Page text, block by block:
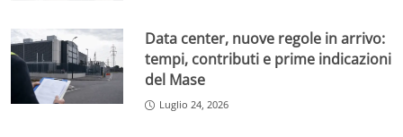
Data center, nuove regole in arrivo:
tempi, contributi e prime indicazioni
del Mase
Luglio 24, 2026